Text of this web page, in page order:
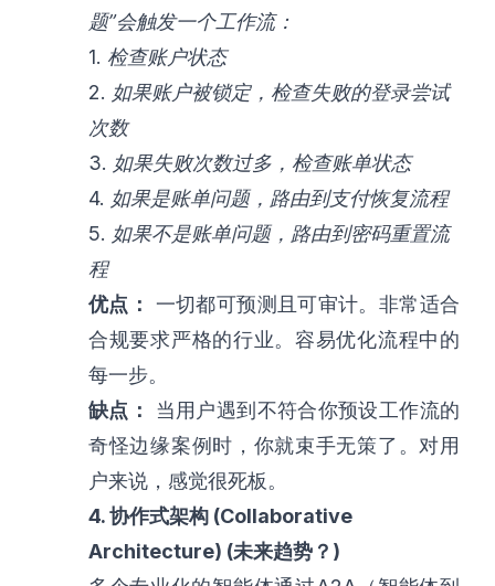
题”会触发一个工作流：
1. 检查账户状态
2. 如果账户被锁定，检查失败的登录尝试
次数
3. 如果失败次数过多，检查账单状态
4. 如果是账单问题，路由到支付恢复流程
5. 如果不是账单问题，路由到密码重置流
程
优点：
一切都可预测且可审计。非常适合
合规要求严格的行业。容易优化流程中的
每一步。
缺点：
当用户遇到不符合你预设工作流的
奇怪边缘案例时，你就束手无策了。对用
户来说，感觉很死板。
4. 协作式架构 (Collaborative
Architecture) (未来趋势？)